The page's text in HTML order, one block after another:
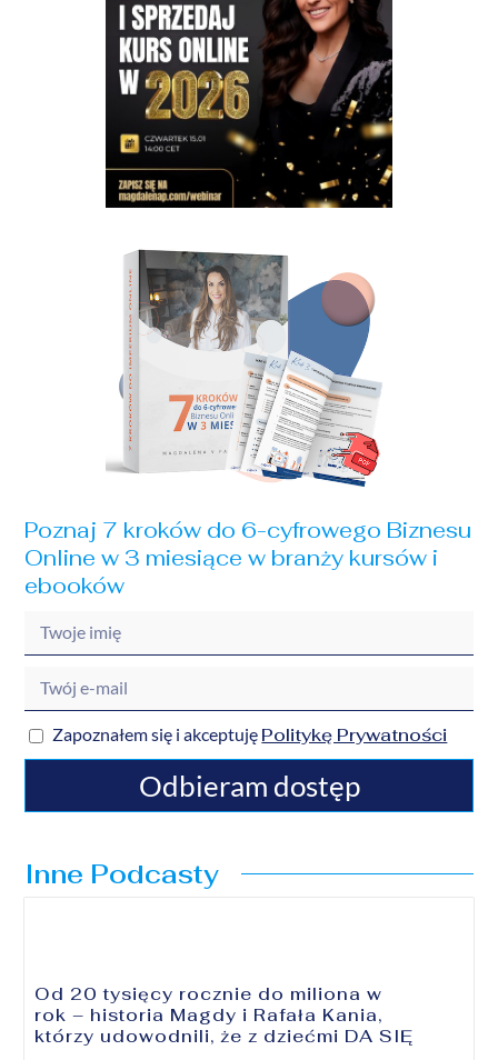
Poznaj 7 kroków do 6-cyfrowego Biznesu
Online w 3 miesiące w branży kursów i
ebooków
Zapoznałem się i akceptuję Politykę Prywatności
Odbieram dostęp
Inne Podcasty
Od 20 tysięcy rocznie do miliona w
rok – historia Magdy i Rafała Kania,
którzy udowodnili, że z dziećmi DA SIĘ